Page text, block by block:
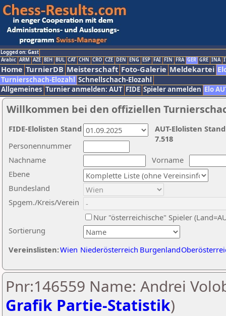
Logged on: Gast
Arabic ARM AZE BIH BUL CAT CHN CRO CZE DEN ENG ESP FAI FIN FRA GER GRE INA
Home TurnierDB Meisterschaft Foto-Galerie Meldekartei
Turnierschach-Elozahl Schnellschach-Elozahl
Allgemeines Turnier anmelden: AUT FIDE Spieler anmelden Elo
Willkommen bei den offiziellen
Nachname
Vorname
Ebene
Sortierung
Personennummer
Bundesland
Spgem./Kreis/Verein
Nur "österreichische" Spieler
Vereinslisten:Wien Niederösterreich Burgenland
AUT-Elolisten
7.518
FIDE-Elolisten Stand
Pnr:146559 Name: Andrei
Grafik Partie-Statistik)